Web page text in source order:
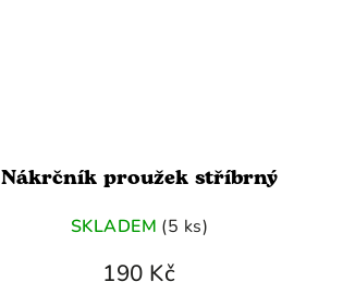
Nákrčník proužek stříbrný
SKLADEM (5 ks)
190 Kč